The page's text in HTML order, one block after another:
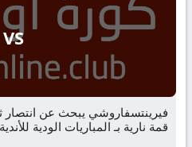
VS
فيرينتسفاروشي يبحث عن انتصار
قمة نارية بـ المباريات الودية للأندية